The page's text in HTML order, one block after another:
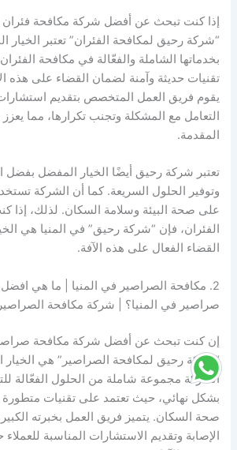
إذا كنت تبحث عن أفضل شركة مكافحة فئران
“شركة رحيق لمكافحة الفئران” تعتبر الخيار
بخدماتها الشاملة والفعّالة في مكافحة
تقنيات حديثة وآمنة لضمان القضاء على هذه
يقوم فريق العمل المتخصص بتقديم
التعامل مع المشكلة وتجنب تكرارها، مما
المقدمة.
تعتبر شركة رحيق أيضًا الخيار المفضل بفضل
وتوفير الحلول السريعة. كما أن الشركة
على صحة البيئة وسلامة السكان. لذلك، إذا
الفئران، فإن “شركة رحيق” في المنيا هي
القضاء الفعال على هذه الآفة.
2. مكافحة الصراصير في المنيا | ما هي
صراصير في المنيا؟ | شركة مكافحة
إن كنت تبحث عن أفضل شركة مكافحة
“شركة رحيق لمكافحة الصراصير” هي الخيار
الشركة مجموعة شاملة من الحلول الفعّالة
بشكل نهائي، حيث تعتمد على تقنيات
صحة السكان. يتميز فريق العمل بخبرته
الإصابة وتقديم الاستشارات المناسبة للعملاء